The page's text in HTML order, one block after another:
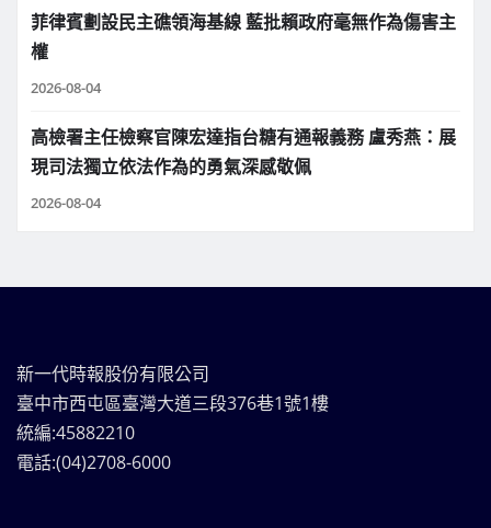
菲律賓劃設民主礁領海基線 藍批賴政府毫無作為傷害主
權
2026-08-04
高檢署主任檢察官陳宏達指台糖有通報義務 盧秀燕：展
現司法獨立依法作為的勇氣深感敬佩
2026-08-04
新一代時報股份有限公司
臺中市西屯區臺灣大道三段376巷1號1樓
統編:45882210
電話:(04)2708-6000